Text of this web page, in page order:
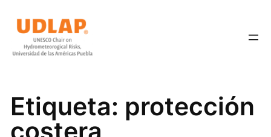
contenido
Etiqueta: protección